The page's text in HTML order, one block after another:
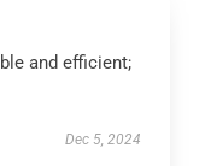
and efficient;
Dec 5, 2024